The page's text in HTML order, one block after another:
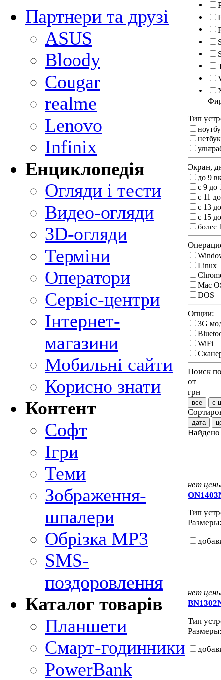
Партнери та друзі
ASUS
Bloody
Cougar
realme
Lenovo
Infinix
Енциклопедія
Огляди і тести
Видео-огляди
3D-огляди
Терміни
Оператори
Сервіс-центри
Інтернет-
магазини
Мобильні сайти
Корисно знати
Контент
Софт
Ігри
Теми
Зображення-
шпалери
Обрізка MP3
SMS-
поздоровлення
Каталог товарів
Планшети
Смарт-годинники
PowerBank
Тип
нетбук
Экран,
до 9
c 9 до
c 11
c 13
c 15
более
Linux
Mac
DOS
Опции:
3G
WiFi
Поиск
от
грн
все с
дата
Найдено
нет
Тип
нет
Тип